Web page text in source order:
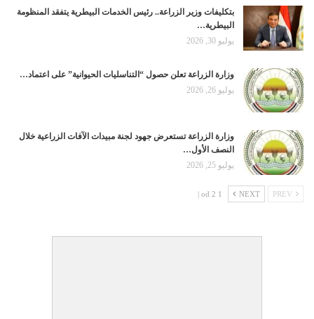
بتكليفات وزير الزراعة.. رئيس الخدمات البيطرية يتفقد المنظومة
البيطرية…
يوليو 30, 2026
وزارة الزراعة تعلن حصول “التناسليات الحيوانية” على اعتماد…
يوليو 26, 2026
وزارة الزراعة تستعرض جهود لجنة مبيدات الآفات الزراعية خلال
النصف الأول…
يوليو 25, 2026
NEXT
1 od 2 |